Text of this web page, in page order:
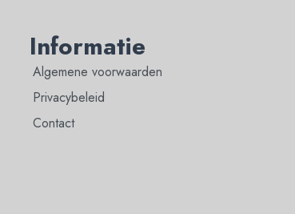
Informatie
Algemene voorwaarden
Privacybeleid
Contact